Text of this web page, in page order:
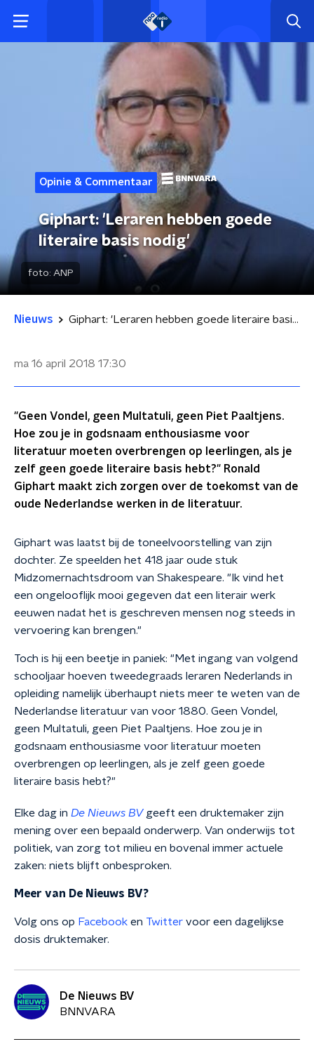
Opinie & Commentaar
Giphart: 'Leraren hebben goede
literaire basis nodig'
foto: ANP
Nieuws Giphart: 'Leraren hebben goede literaire basis nodig'
ma 16 april 2018 17:30
"Geen Vondel, geen Multatuli, geen Piet Paaltjens.
Hoe zou je in godsnaam enthousiasme voor
literatuur moeten overbrengen op leerlingen, als je
zelf geen goede literaire basis hebt?" Ronald
Giphart maakt zich zorgen over de toekomst van de
oude Nederlandse werken in de literatuur.
Giphart was laatst bij de toneelvoorstelling van zijn
dochter. Ze speelden het 418 jaar oude stuk
Midzomernachtsdroom van Shakespeare. "Ik vind het
een ongelooflijk mooi gegeven dat een literair werk
eeuwen nadat het is geschreven mensen nog steeds in
vervoering kan brengen."
Toch is hij een beetje in paniek: "Met ingang van volgend
schooljaar hoeven tweedegraads leraren Nederlands in
opleiding namelijk überhaupt niets meer te weten van de
Nederlandse literatuur van voor 1880. Geen Vondel,
geen Multatuli, geen Piet Paaltjens. Hoe zou je in
godsnaam enthousiasme voor literatuur moeten
overbrengen op leerlingen, als je zelf geen goede
literaire basis hebt?"
Elke dag in De Nieuws BV geeft een druktemaker zijn
mening over een bepaald onderwerp. Van onderwijs tot
politiek, van zorg tot milieu en bovenal immer actuele
zaken: niets blijft onbesproken.
Meer van De Nieuws BV?
Volg ons op Facebook en Twitter voor een dagelijkse
dosis druktemaker.
De Nieuws BV
BNNVARA